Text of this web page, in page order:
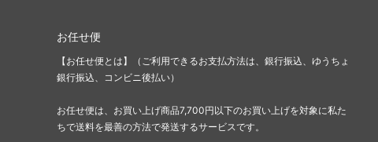
お任せ便
【お任せ便とは】（ご利用できるお支払方法は、銀行振込、ゆうちょ
銀行振込、コンビニ後払い）
お任せ便は、お買い上げ商品7,700円以下のお買い上げを対象に私た
ちで送料を最善の方法で発送するサービスです。